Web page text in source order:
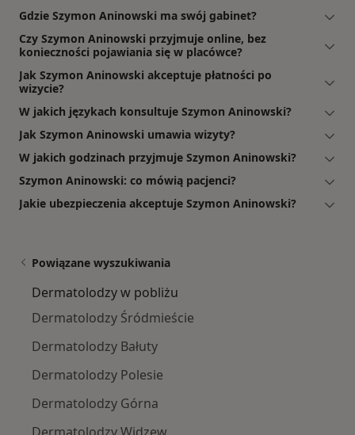
Gdzie Szymon Aninowski ma swój gabinet?
Czy Szymon Aninowski przyjmuje online, bez
konieczności pojawiania się w placówce?
Jak Szymon Aninowski akceptuje płatności po
wizycie?
W jakich językach konsultuje Szymon Aninowski?
Jak Szymon Aninowski umawia wizyty?
W jakich godzinach przyjmuje Szymon Aninowski?
Szymon Aninowski: co mówią pacjenci?
Jakie ubezpieczenia akceptuje Szymon Aninowski?
Powiązane wyszukiwania
Dermatolodzy w pobliżu
Dermatolodzy Śródmieście
Dermatolodzy Bałuty
Dermatolodzy Polesie
Dermatolodzy Górna